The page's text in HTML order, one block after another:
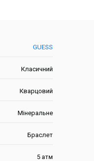
GUESS
Класичний
Кварцовий
Мінеральне
Браслет
5 атм